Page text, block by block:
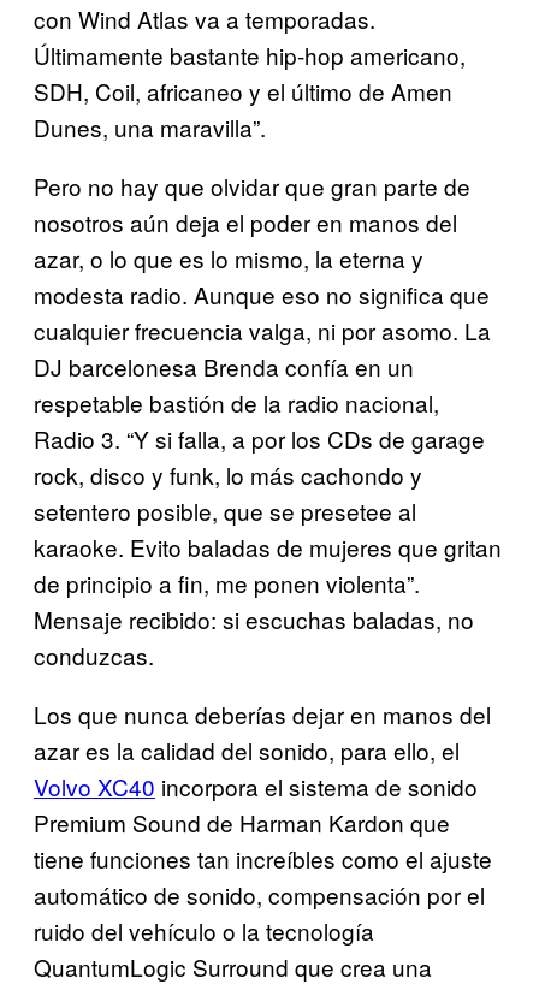
con Wind Atlas va a temporadas.
Últimamente bastante hip-hop americano,
SDH, Coil, africaneo y el último de Amen
Dunes, una maravilla”.
Pero no hay que olvidar que gran parte de
nosotros aún deja el poder en manos del
azar, o lo que es lo mismo, la eterna y
modesta radio. Aunque eso no significa que
cualquier frecuencia valga, ni por asomo. La
DJ barcelonesa Brenda confía en un
respetable bastión de la radio nacional,
Radio 3. “Y si falla, a por los CDs de garage
rock, disco y funk, lo más cachondo y
setentero posible, que se presetee al
karaoke. Evito baladas de mujeres que gritan
de principio a fin, me ponen violenta”.
Mensaje recibido: si escuchas baladas, no
conduzcas.
Los que nunca deberías dejar en manos del
azar es la calidad del sonido, para ello, el
Volvo XC40 incorpora el sistema de sonido
Premium Sound de Harman Kardon que
tiene funciones tan increíbles como el ajuste
automático de sonido, compensación por el
ruido del vehículo o la tecnología
QuantumLogic Surround que crea una